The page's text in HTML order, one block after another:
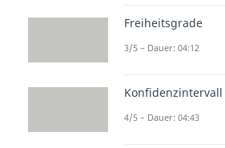
ist
verwendest?
Beitrag genau
Möchtest du deine
schneller klären?
unser
an
Freiheitsgrade
3/5 – Dauer: 04:12
Konfidenzintervall
4/5 – Dauer: 04:43